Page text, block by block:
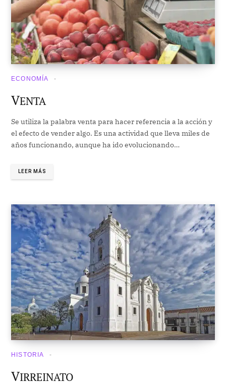
ECONOMÍA
VENTA
Se utiliza la palabra venta para hacer referencia a la acción y
el efecto de vender algo. Es una actividad que lleva miles de
años funcionando, aunque ha ido evolucionando…
LEER MÁS
HISTORIA
VIRREINATO